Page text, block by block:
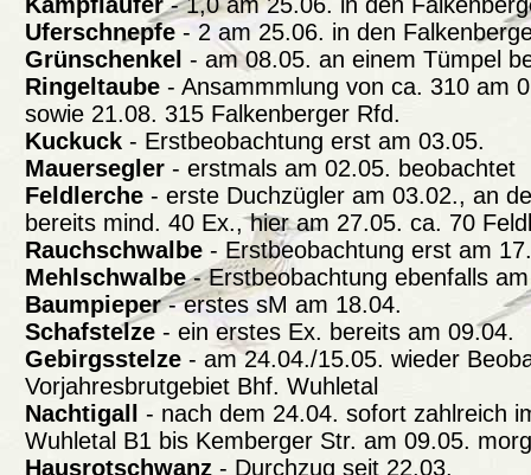
Uferschnepfe - 2 am 25.06. in den
Grünschenkel - am 08.05. an einem Tümpel
Ringeltaube - Ansammmlung von ca. 310 am
sowie 21.08. 315 Falkenberger Rfd.
Kuckuck - Erstbeobachtung erst am 03.05.
Mauersegler - erstmals am 02.05. beobachtet
Feldlerche - erste Duchzügler am 03.02., an
bereits mind. 40 Ex., hier am 27.05. ca. 70
Rauchschwalbe - Erstbeobachtung erst am
Mehlschwalbe- Erstbeobachtung ebenfalls
Baumpieper- erstes sM am 18.04.
Schafstelze - ein erstes Ex. bereits am 09.04.
Gebirgsstelze - am 24.04./15.05. wieder
Vorjahresbrutgebiet Bhf. Wuhletal
Nachtigall
- nach dem 24.04. sofort zahlreich
Wuhletal B1 bis Kemberger Str. am 09.05.
Hausrotschwanz - Durchzug seit 22.03.